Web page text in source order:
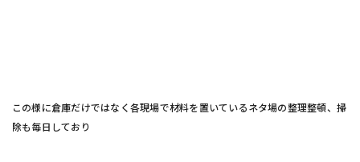
この様に倉庫だけではなく各現場で材料を置いているネタ場の整理整頓、掃
除も毎日しており